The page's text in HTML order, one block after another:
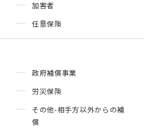
加害者
任意保険
政府補償事業
労災保険
その他-相手方以外からの補
償